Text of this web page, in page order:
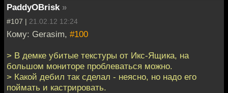
PaddyOBrisk »
#107 | 21.02.12 12:24
Кому: Gerasim, #100
> В демке убитые текстуры от Икс-Ящика, на
большом мониторе проблеваться можно.
> Какой дебил так сделал - неясно, но надо его
поймать и кастрировать.